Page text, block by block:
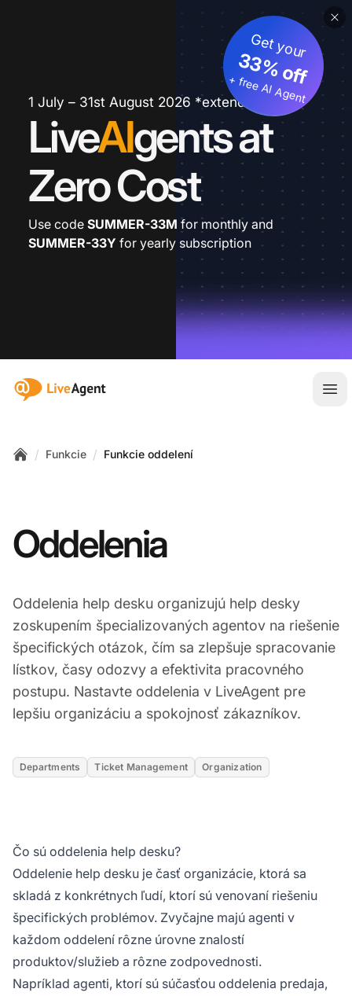
1 July – 31st August 2026 *extended
LiveAIgents at
Zero Cost
Get your
33% off
+ free AI Agent
Use code SUMMER-33M for monthly and
SUMMER-33Y for yearly subscription
:site.title
/ Funkcie / Funkcie oddelení
Oddelenia
Oddelenia help desku organizujú help desky
zoskupením špecializovaných agentov na riešenie
špecifických otázok, čím sa zlepšuje spracovanie
lístkov, časy odozvy a efektivita pracovného
postupu. Nastavte oddelenia v LiveAgent pre
lepšiu organizáciu a spokojnosť zákazníkov.
Departments Ticket Management Organization
Čo sú oddelenia help desku?
Oddelenie help desku je časť organizácie, ktorá sa
skladá z konkrétnych ľudí, ktorí sú venovaní riešeniu
špecifických problémov. Zvyčajne majú agenti v
každom oddelení rôzne úrovne znalostí
produktov/služieb a rôzne zodpovednosti.
Napríklad agenti, ktorí sú súčasťou oddelenia predaja,